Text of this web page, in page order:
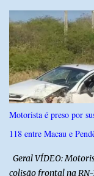
nacionais e da
a execução do hino
definido pela
previsto também que
municipal deverão
Nacional Brasileiro
e debater o seu
Municipal de
necessárias ao
Motorista é preso por
118 entre Macau e
Geral VÍDEO:
colisão frontal na RN-